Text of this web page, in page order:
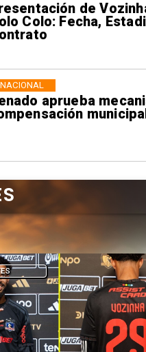
de
Colo: Fecha,
aprueba
municipal
NACIONAL